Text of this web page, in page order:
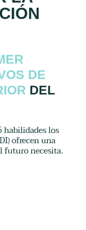
DE
DEL
habilidades los
ofrecen una
futuro necesita.